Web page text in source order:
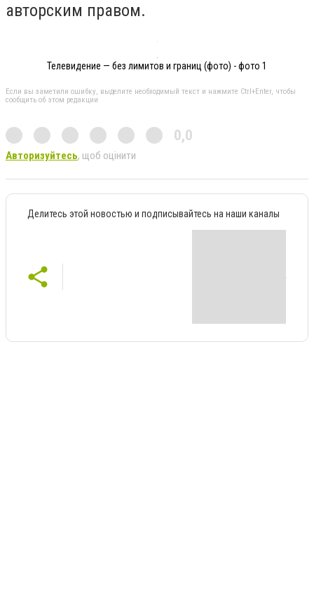
авторским правом.
Телевидение — без лимитов и границ (фото) - фото 1
Если вы заметили ошибку, выделите необходимый текст и нажмите Ctrl+Enter, чтобы
сообщить об этом редакции
0,0
Авторизуйтесь, щоб оцінити
Делитесь этой новостью и подписывайтесь на наши каналы